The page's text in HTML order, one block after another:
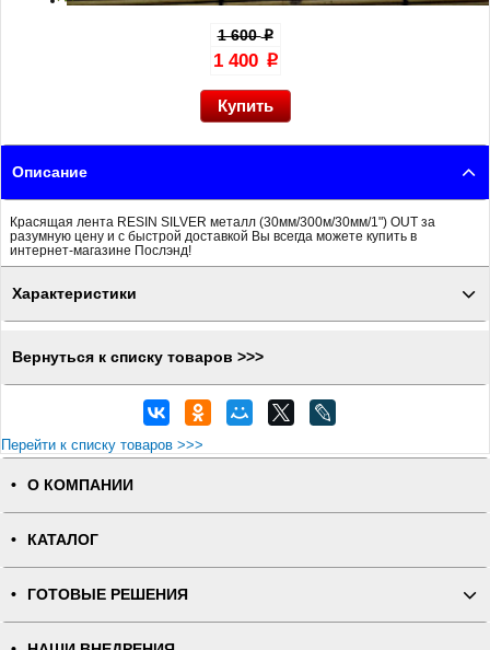
1 600p
1 400 p
Описание
Красящая лента RESIN SILVER металл (30мм/300м/30мм/1") OUT за
разумную цену и с быстрой доставкой Вы всегда можете купить в
интернет-магазине Послэнд!
Характеристики
Вернуться к списку товаров >>>
Перейти к списку товаров >>>
О КОМПАНИИ
КАТАЛОГ
ГОТОВЫЕ РЕШЕНИЯ